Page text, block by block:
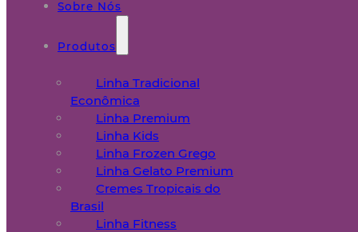
Sobre Nós
Produtos
Linha Tradicional
Econômica
Linha Premium
Linha Kids
Linha Frozen Grego
Linha Gelato Premium
Cremes Tropicais do
Brasil
Linha Fitness